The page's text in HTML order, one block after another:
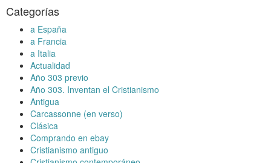
Categorías
a España
a Francia
a Italia
Actualidad
Año 303 previo
Año 303. Inventan el Cristianismo
Antigua
Carcassonne (en verso)
Clásica
Comprando en ebay
Cristianismo antiguo